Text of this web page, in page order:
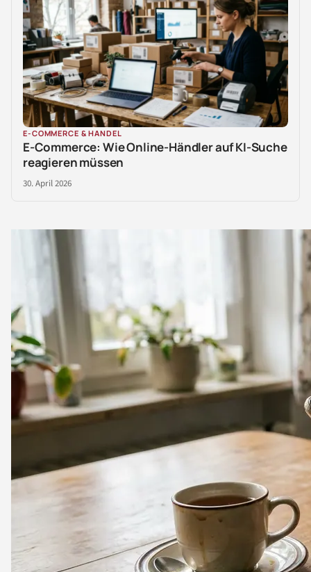
E-COMMERCE & HANDEL
E-Commerce: Wie Online-Händler auf KI-Suche
reagieren müssen
30. April 2026